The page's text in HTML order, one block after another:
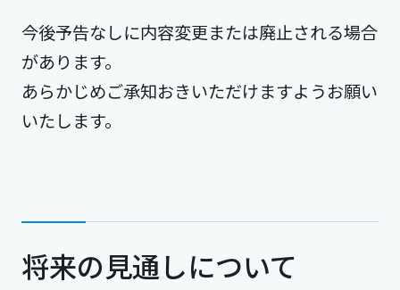
今後予告なしに内容変更または廃止される場合
があります。
あらかじめご承知おきいただけますようお願い
いたします。
将来の見通しについて